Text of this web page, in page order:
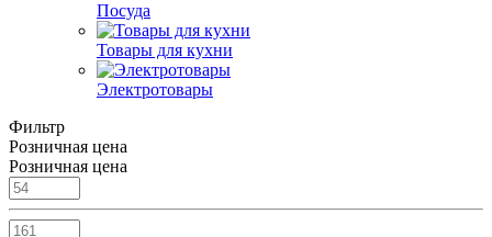
Посуда
Товары для кухни
Электротовары
Фильтр
Розничная цена
Розничная цена